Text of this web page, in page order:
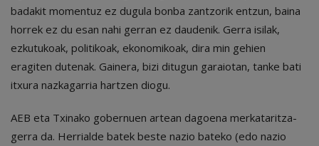
badakit momentuz ez dugula bonba zantzorik entzun, baina
horrek ez du esan nahi gerran ez daudenik. Gerra isilak,
ezkutukoak, politikoak, ekonomikoak, dira min gehien
eragiten dutenak. Gainera, bizi ditugun garaiotan, tanke bati
itxura nazkagarria hartzen diogu.
AEB eta Txinako gobernuen artean dagoena merkataritza-
gerra da. Herrialde batek beste nazio bateko (edo nazio